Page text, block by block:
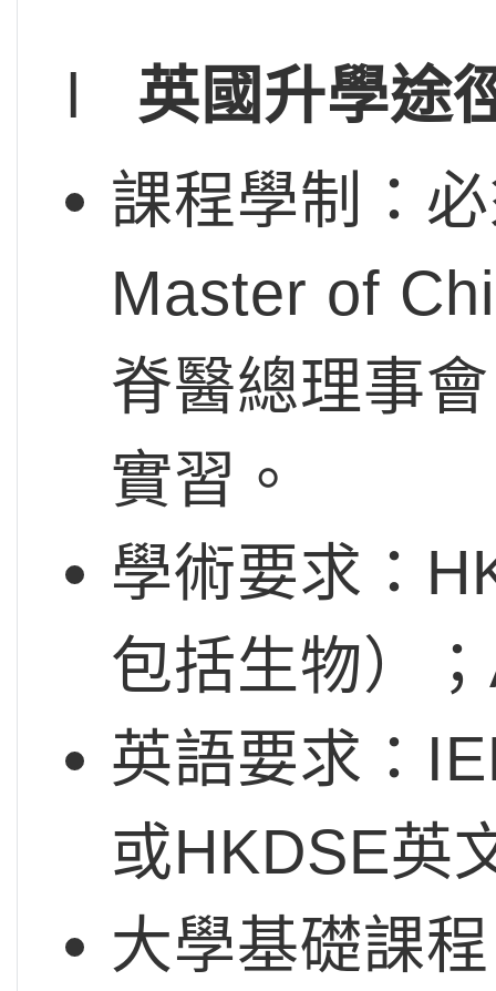
l 英國升學途
課程學制：
Master of
脊醫總理事
實習。
學術要求：
包括生物）
英語要求：
或HKDSE英
大學基礎課